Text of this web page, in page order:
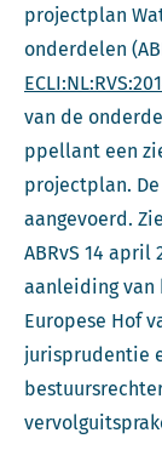
projectplan
onderdelen
van de
ppellant een
projectplan.
aangevoerd.
ABRvS 14 april
aanleiding van
Europese Hof
jurisprudentie